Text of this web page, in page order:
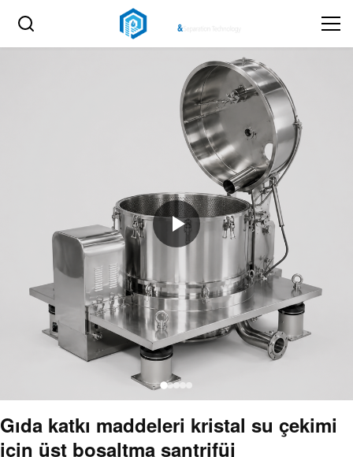
Gıda katkı maddeleri kristal su çekimi
için üst boşaltma santrifüj